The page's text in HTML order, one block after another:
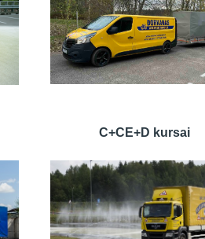
C+CE+D kursai